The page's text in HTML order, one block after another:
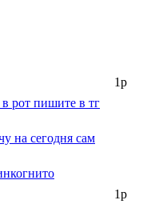
1р
рот пишите в тг
на сегодня сам
1р